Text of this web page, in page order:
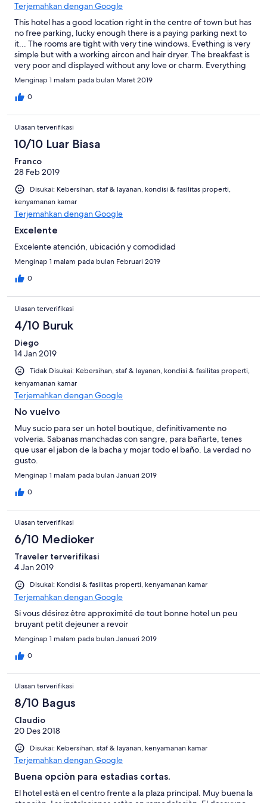
Terjemahkan dengan Google
This hotel has a good location right in the centre of town but has
no free parking, lucky enough there is a paying parking next to
it... The rooms are tight with very tine windows. Evething is very
simple but with a working aircon and hair dryer. The breakfast is
very poor and displayed without any love or charm. Everything
covered in plastic foil as if it has been laid there the night
before... Table arent set/dressed and as a guest there is no
service so you end up going back many times to the buffet to
As a detaile, there was a young woman with a very disgusting
mop going around wetting the floors but not really cleaning just
disturbing and disgusting the guests... There is better options
in town for same rate !
Menginap 1 malam pada bulan Maret 2019
0
Ulasan terverifikasi
10/10 Luar Biasa
Franco
28 Feb 2019
Disukai: Kebersihan, staf & layanan, kondisi & fasilitas properti,
kenyamanan kamar
Terjemahkan dengan Google
Excelente
Excelente atención, ubicación y comodidad
Menginap 1 malam pada bulan Februari 2019
0
Ulasan terverifikasi
4/10 Buruk
Diego
14 Jan 2019
Tidak Disukai: Kebersihan, staf & layanan, kondisi & fasilitas properti,
kenyamanan kamar
Terjemahkan dengan Google
No vuelvo
Muy sucio para ser un hotel boutique, definitivamente no
volveria. Sabanas manchadas con sangre, para bañarte, tenes
que usar el jabon de la bacha y mojar todo el baño. La verdad no
gusto.
Menginap 1 malam pada bulan Januari 2019
0
Ulasan terverifikasi
6/10 Medioker
Traveler terverifikasi
4 Jan 2019
Disukai: Kondisi & fasilitas properti, kenyamanan kamar
Terjemahkan dengan Google
Si vous désirez être approximité de tout bonne hotel un peu
bruyant petit dejeuner a revoir
Menginap 1 malam pada bulan Januari 2019
0
Ulasan terverifikasi
8/10 Bagus
Claudio
20 Des 2018
Disukai: Kebersihan, staf & layanan, kenyamanan kamar
Terjemahkan dengan Google
Buena opciòn para estadìas cortas.
El hotel està en el centro frente a la plaza principal. Muy buena la